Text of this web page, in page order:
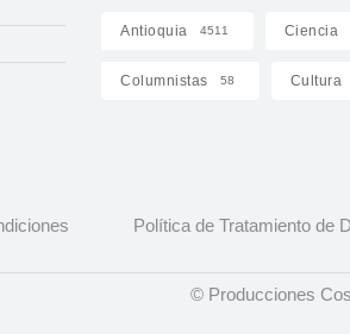
Antioquia 4511 Ciencia
Columnistas 58 Cultura
Política de Tratamiento de
© Producciones